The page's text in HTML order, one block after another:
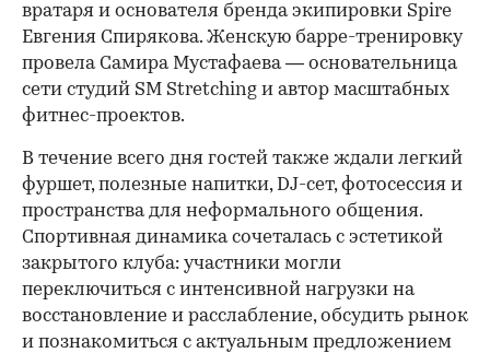
вратаря и основателя бренда экипировки Spire
Евгения Спирякова. Женскую барре-тренировку
провела Самира Мустафаева — основательница
сети студий SM Stretching и автор масштабных
фитнес-проектов.
В течение всего дня гостей также ждали легкий
фуршет, полезные напитки, DJ-сет, фотосессия и
пространства для неформального общения.
Спортивная динамика сочеталась с эстетикой
закрытого клуба: участники могли
переключиться с интенсивной нагрузки на
восстановление и расслабление, обсудить рынок
и познакомиться с актуальным предложением